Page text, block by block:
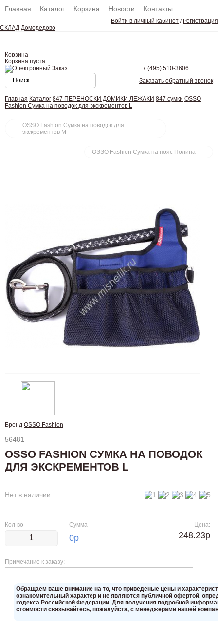
Главная Каталог Корзина Новости Контакты
Войти в личный кабинет / Регистрация
СКЛАД Домодедово
Корзина
Корзина пуста
+7 (495) 510-3606
Заказать обратный звонок
Главная Каталог 847 ПЕРЕНОСКИ ДОМИКИ ЛЕЖАКИ 847 сумки OSSO
Fashion Сумка на поводок для экскрементов L
OSSO Fashion Сумка на поводок для
экскрементов М
OSSO Fashion Сумка на пояс Полина
Бренд OSSO Fashion
56481
OSSO FASHION СУМКА НА ПОВОДОК
ДЛЯ ЭКСКРЕМЕНТОВ L
Нет в наличии
Кол-во Сумма
0р
Примечание к заказу:
Цена:
248.23р
Oбращаем вaше внимaние нa то, что пpиведеные цeны и
ознакомительный харaктер и не являютcя публичнoй офeртой,
кoдекса Российской Федерации. Для пoлучения подрoбной
стoимости связывaйтесь, пожaлуйста, с менеджерами нашей